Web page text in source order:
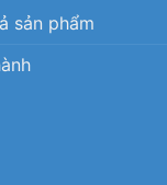
sản phẩm